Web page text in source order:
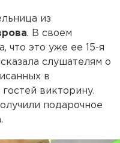
из
. В своем
что это уже ее 15-я
слушателям о
в
викторину.
подарочное